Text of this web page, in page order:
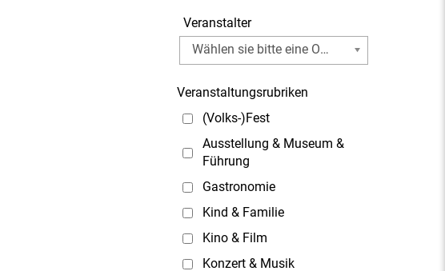
Veranstalter
Wählen sie bitte eine Option aus.
Veranstaltungsrubriken
(Volks-)Fest
Ausstellung & Museum &
Führung
Gastronomie
Kind & Familie
Kino & Film
Konzert & Musik